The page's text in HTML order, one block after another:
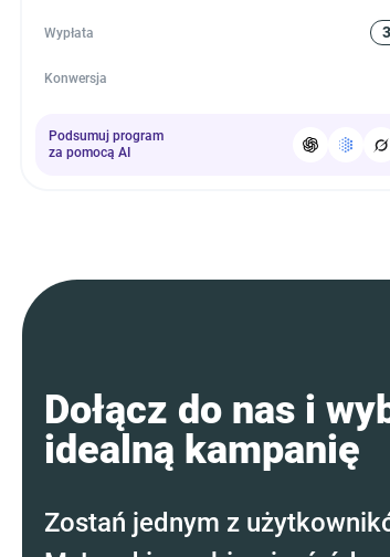
Wypłata
Konwersja
Podsumuj program
za pomocą AI
Dołącz do nas i
idealną kampanię
Zostań jednym z